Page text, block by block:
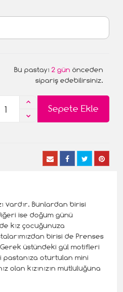
Bu pastayı 2 gün önceden
sipariş edebilirsiniz.
Sepete Ekle
vardır. Bunlardan birisi
ise doğum günü
kız çocuğunuza
birisi de Prenses
üstündeki gül motifleri
oturtulan mini
olan kızınızın mutluluğuna